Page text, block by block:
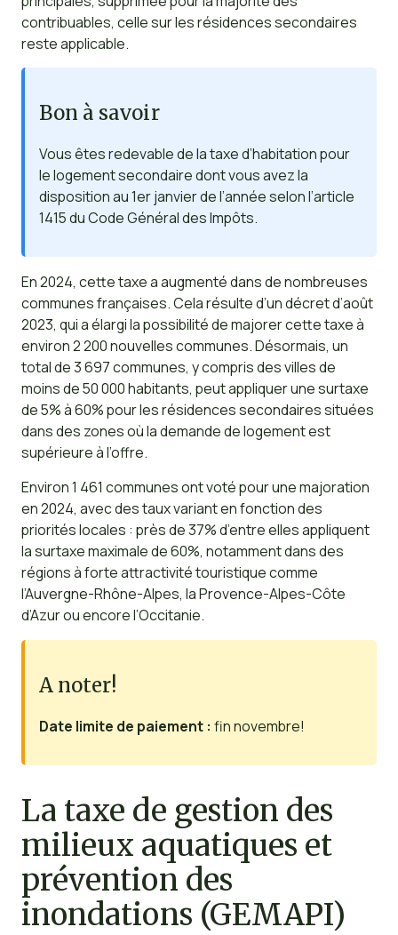
contribuables, celle sur les résidences secondaires
reste applicable.
Bon à savoir
Vous êtes redevable de la taxe d’habitation pour
le logement secondaire dont vous avez la
disposition au 1er janvier de l’année selon l’article
1415 du Code Général des Impôts.
En 2024, cette taxe a augmenté dans de nombreuses
communes françaises. Cela résulte d’un décret d’août
2023, qui a élargi la possibilité de majorer cette taxe à
environ 2 200 nouvelles communes. Désormais, un
total de 3 697 communes, y compris des villes de
moins de 50 000 habitants, peut appliquer une surtaxe
de 5% à 60% pour les résidences secondaires situées
dans des zones où la demande de logement est
supérieure à l’offre.
Environ 1 461 communes ont voté pour une majoration
en 2024, avec des taux variant en fonction des
priorités locales : près de 37% d’entre elles appliquent
la surtaxe maximale de 60%, notamment dans des
régions à forte attractivité touristique comme
l’Auvergne-Rhône-Alpes, la Provence-Alpes-Côte
d’Azur ou encore l’Occitanie.
A noter!
Date limite de paiement : fin novembre!
La taxe de gestion des
milieux aquatiques et
prévention des
inondations (GEMAPI)